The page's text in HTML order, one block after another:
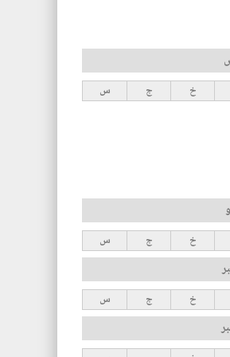
خ ج س
خ ج س
خ ج س